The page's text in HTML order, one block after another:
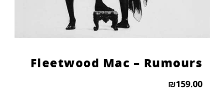
Fleetwood Mac – Rumours
₪159.00